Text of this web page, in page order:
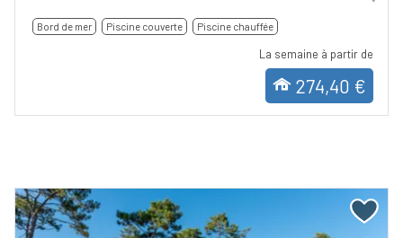
Bord de mer Piscine couverte Piscine chauffée
La semaine à partir de
274,40 €